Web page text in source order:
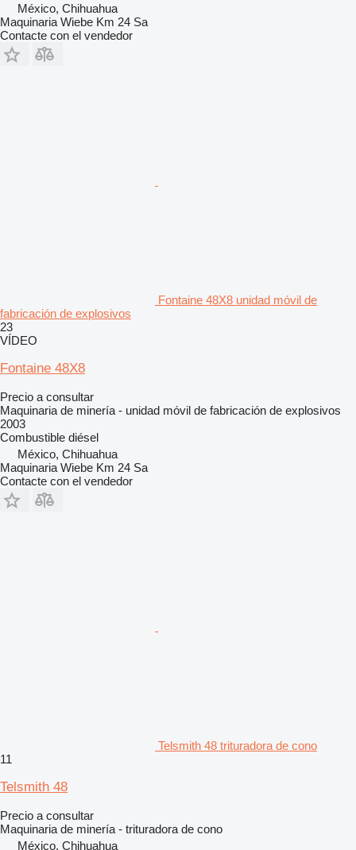
México, Chihuahua
Maquinaria Wiebe Km 24 Sa
Contacte con el vendedor
Fontaine 48X8 unidad móvil de
fabricación de explosivos
23
VÍDEO
Fontaine 48X8
Precio a consultar
Maquinaria de minería - unidad móvil de fabricación de explosivos
2003
Combustible diésel
México, Chihuahua
Maquinaria Wiebe Km 24 Sa
Contacte con el vendedor
Telsmith 48 trituradora de cono
11
Telsmith 48
Precio a consultar
Maquinaria de minería - trituradora de cono
México, Chihuahua